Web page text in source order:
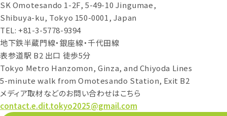
SK Omotesando 1-2F, 5-49-10 Jingumae,
Shibuya-ku, Tokyo 150-0001, Japan
TEL: +81-3-5778-9394
地下鉄半蔵門線・銀座線・千代田線
表参道駅 B2 出口 徒歩5分
Tokyo Metro Hanzomon, Ginza, and Chiyoda Lines
5-minute walk from Omotesando Station, Exit B2
メディア取材などのお問い合わせはこちら
contact.e.dit.tokyo2025@gmail.com